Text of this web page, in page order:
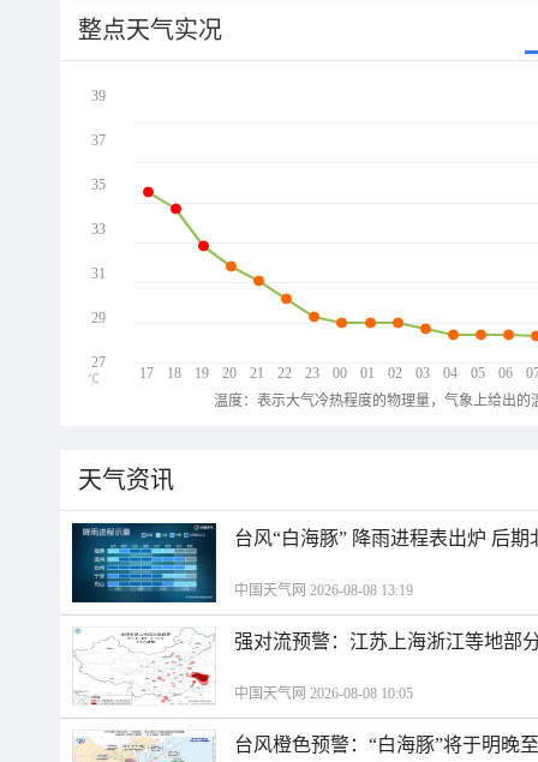
整点天气实况
17 18 19 20 21 22 23 00 01 02 03 04 05 06
39
37
35
33
31
29
27
℃
温度：表示大气冷热程度的物理量，气象上给出
天气资讯
台风“白海豚” 降雨进程表出炉 后
中国天气网 2026-08-08 13:19
强对流预警：江苏上海浙江等地部
中国天气网 2026-08-08 10:05
台风橙色预警：“白海豚”将于明晚